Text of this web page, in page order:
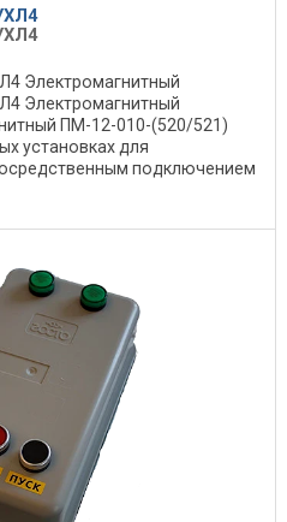
Электромагнитный
Электромагнитный
ПМ-12-010-(520/521)
установках для
подключением